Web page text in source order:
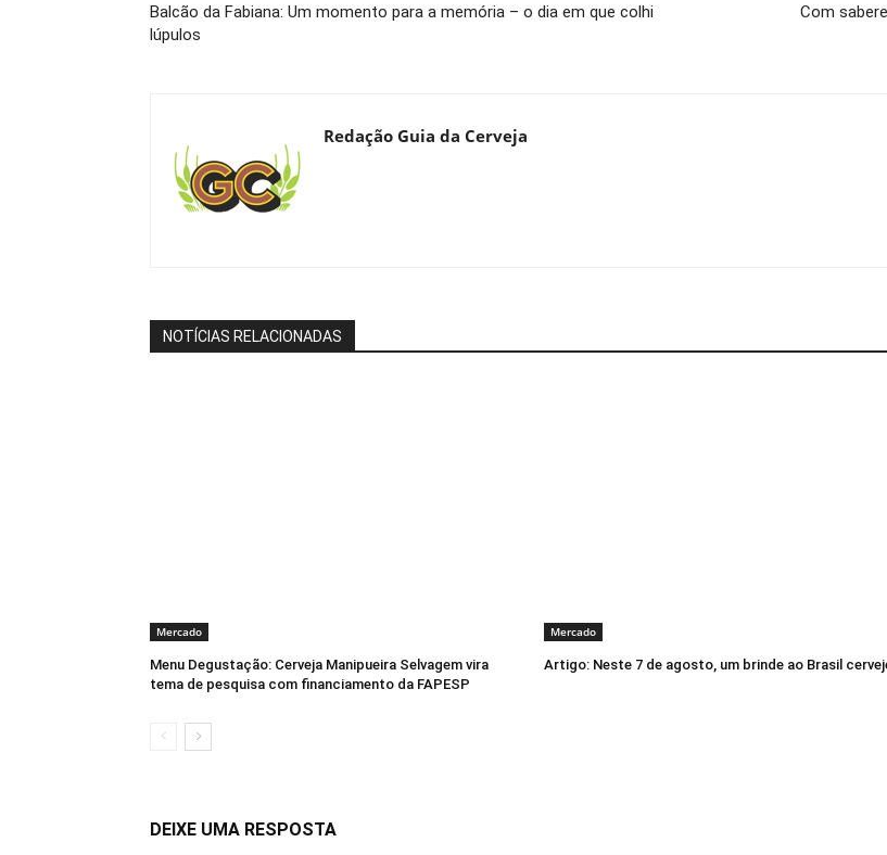
Balcão da Fabiana: Um momento para a memória – o dia em que colhi
lúpulos
Com
Redação Guia da Cerveja
NOTÍCIAS RELACIONADAS
Mercado
Menu Degustação: Cerveja Manipueira Selvagem vira
tema de pesquisa com financiamento da FAPESP
Mercado
Artigo: Neste 7 de agosto, um brinde ao Brasil
DEIXE UMA RESPOSTA